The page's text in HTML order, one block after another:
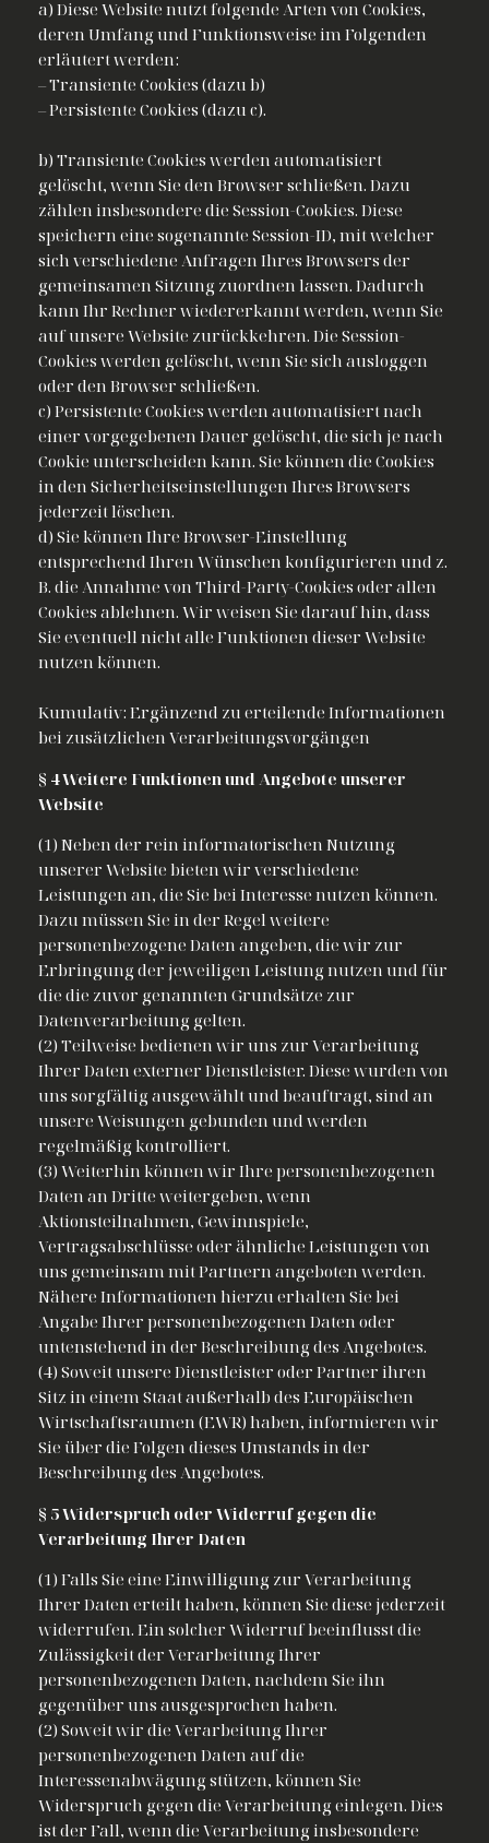
a) Diese Website nutzt folgende Arten von Cookies,
deren Umfang und Funktionsweise im Folgenden
erläutert werden:
– Transiente Cookies (dazu b)
– Persistente Cookies (dazu c).
b) Transiente Cookies werden automatisiert
gelöscht, wenn Sie den Browser schließen. Dazu
zählen insbesondere die Session-Cookies. Diese
speichern eine sogenannte Session-ID, mit welcher
sich verschiedene Anfragen Ihres Browsers der
gemeinsamen Sitzung zuordnen lassen. Dadurch
kann Ihr Rechner wiedererkannt werden, wenn Sie
auf unsere Website zurückkehren. Die Session-
Cookies werden gelöscht, wenn Sie sich ausloggen
oder den Browser schließen.
c) Persistente Cookies werden automatisiert nach
einer vorgegebenen Dauer gelöscht, die sich je nach
Cookie unterscheiden kann. Sie können die Cookies
in den Sicherheitseinstellungen Ihres Browsers
jederzeit löschen.
d) Sie können Ihre Browser-Einstellung
entsprechend Ihren Wünschen konfigurieren und z.
B. die Annahme von Third-Party-Cookies oder allen
Cookies ablehnen. Wir weisen Sie darauf hin, dass
Sie eventuell nicht alle Funktionen dieser Website
nutzen können.
Kumulativ: Ergänzend zu erteilende Informationen
bei zusätzlichen Verarbeitungsvorgängen
§ 4 Weitere Funktionen und Angebote unserer
Website
(1) Neben der rein informatorischen Nutzung
unserer Website bieten wir verschiedene
Leistungen an, die Sie bei Interesse nutzen können.
Dazu müssen Sie in der Regel weitere
personenbezogene Daten angeben, die wir zur
Erbringung der jeweiligen Leistung nutzen und für
die die zuvor genannten Grundsätze zur
Datenverarbeitung gelten.
(2) Teilweise bedienen wir uns zur Verarbeitung
Ihrer Daten externer Dienstleister. Diese wurden von
uns sorgfältig ausgewählt und beauftragt, sind an
unsere Weisungen gebunden und werden
regelmäßig kontrolliert.
(3) Weiterhin können wir Ihre personenbezogenen
Daten an Dritte weitergeben, wenn
Aktionsteilnahmen, Gewinnspiele,
Vertragsabschlüsse oder ähnliche Leistungen von
uns gemeinsam mit Partnern angeboten werden.
Nähere Informationen hierzu erhalten Sie bei
Angabe Ihrer personenbezogenen Daten oder
untenstehend in der Beschreibung des Angebotes.
(4) Soweit unsere Dienstleister oder Partner ihren
Sitz in einem Staat außerhalb des Europäischen
Wirtschaftsraumen (EWR) haben, informieren wir
Sie über die Folgen dieses Umstands in der
Beschreibung des Angebotes.
§ 5 Widerspruch oder Widerruf gegen die
Verarbeitung Ihrer Daten
(1) Falls Sie eine Einwilligung zur Verarbeitung
Ihrer Daten erteilt haben, können Sie diese jederzeit
widerrufen. Ein solcher Widerruf beeinflusst die
Zulässigkeit der Verarbeitung Ihrer
personenbezogenen Daten, nachdem Sie ihn
gegenüber uns ausgesprochen haben.
(2) Soweit wir die Verarbeitung Ihrer
personenbezogenen Daten auf die
Interessenabwägung stützen, können Sie
Widerspruch gegen die Verarbeitung einlegen. Dies
ist der Fall, wenn die Verarbeitung insbesondere